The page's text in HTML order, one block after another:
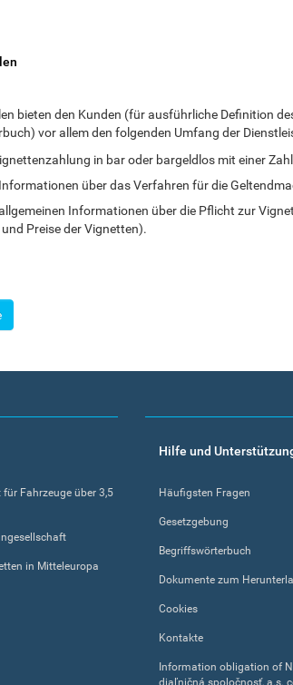
bieten den Kunden (für ausführliche Definition
vor allem den folgenden Umfang der
in bar oder bargeldlos mit einer
über das Verfahren für die
Informationen über die Pflicht zur
Preise der Vignetten).
Fahrzeuge über 3,5
in Mitteleuropa
Hilfe und
Häufigsten Fragen
Gesetzgebung
Begriffswörterbuch
Dokumente zum
Cookies
Kontakte
Information obligation of
diaľničná spoločnosť, a.s.